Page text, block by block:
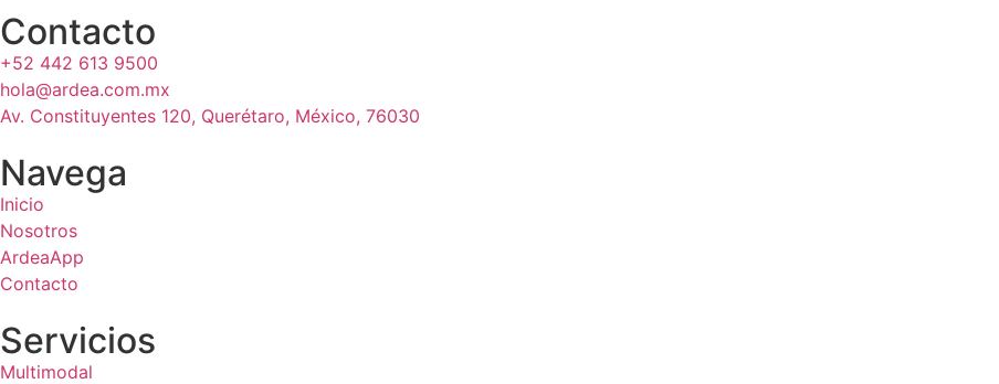
Contacto
+52 442 613 9500
hola@ardea.com.mx
Av. Constituyentes 120, Querétaro, México, 76030
Navega
Inicio
Nosotros
ArdeaApp
Contacto
Servicios
Multimodal